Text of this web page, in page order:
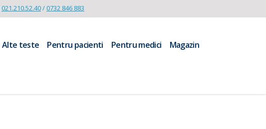
021.210.52.40/0732 846 883
Alte teste Pentru pacienti Pentru medici
Magazin